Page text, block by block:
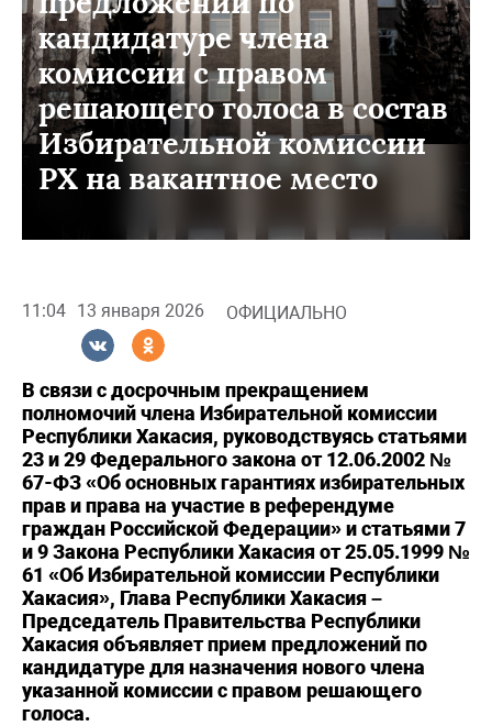
кандидатуре члена
комиссии с правом
решающего голоса в состав
Избирательной комиссии
РХ на вакантное место
11:04 13 января 2026 ОФИЦИАЛЬНО
В связи с досрочным прекращением
полномочий члена Избирательной комиссии
Республики Хакасия, руководствуясь статьями
23 и 29 Федерального закона от 12.06.2002 №
67-ФЗ «Об основных гарантиях избирательных
прав и права на участие в референдуме
граждан Российской Федерации» и статьями 7
и 9 Закона Республики Хакасия от 25.05.1999 №
61 «Об Избирательной комиссии Республики
Хакасия», Глава Республики Хакасия –
Председатель Правительства Республики
Хакасия объявляет прием предложений по
кандидатуре для назначения нового члена
указанной комиссии с правом решающего
голоса.